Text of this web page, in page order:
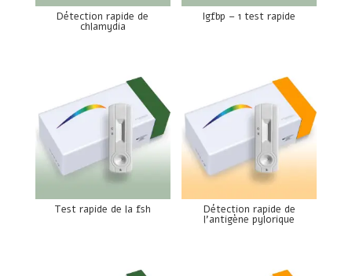
Détection rapide de
chlamydia
Igfbp – 1 test rapide
Test rapide de la fsh Détection rapide de
l’antigène pylorique